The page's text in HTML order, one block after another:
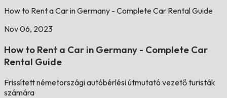
How to Rent a Car in Germany - Complete Car Rental Guide
Nov 06, 2023
How to Rent a Car in Germany - Complete Car
Rental Guide
Frissített németországi autóbérlési útmutató vezető turisták
számára